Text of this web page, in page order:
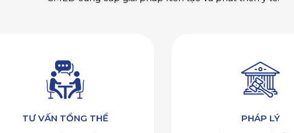
TƯ VẤN TỔNG THỂ PHÁP LÝ